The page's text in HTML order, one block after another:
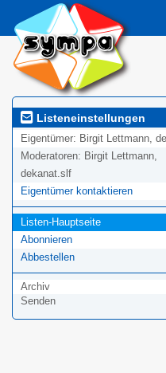
Listeneinstellungen
Eigentümer: Birgit Lettmann,
Moderatoren: Birgit Lettmann,
dekanat.slf
Eigentümer kontaktieren
Listen-Hauptseite
Abonnieren
Abbestellen
Archiv
Senden